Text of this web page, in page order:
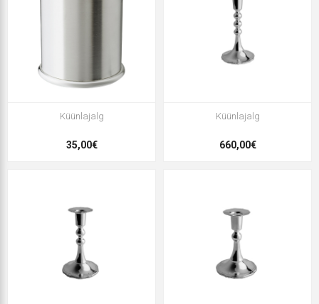
Küünlajalg
35,00€
Küünlajalg
660,00€